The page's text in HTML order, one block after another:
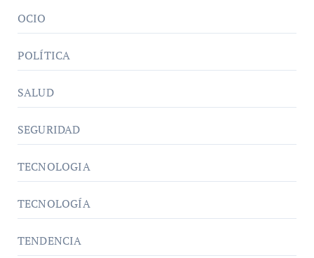
OCIO
POLÍTICA
SALUD
SEGURIDAD
TECNOLOGIA
TECNOLOGÍA
TENDENCIA